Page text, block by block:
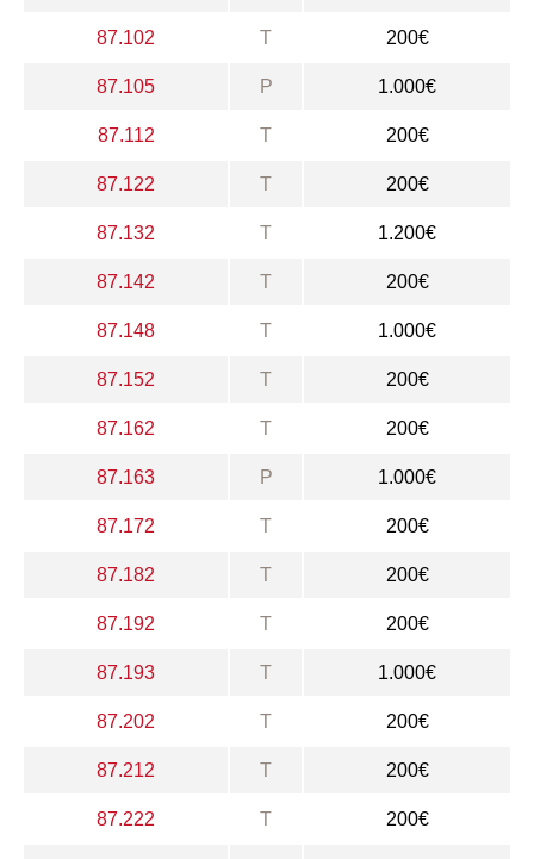
87.102 T 200€
87.105 P 1.000€
87.112 T 200€
87.122 T 200€
87.132 T 1.200€
87.142 T 200€
87.148 T 1.000€
87.152 T 200€
87.162 T 200€
87.163 P 1.000€
87.172 T 200€
87.182 T 200€
87.192 T 200€
87.193 T 1.000€
87.202 T 200€
87.212 T 200€
87.222 T 200€